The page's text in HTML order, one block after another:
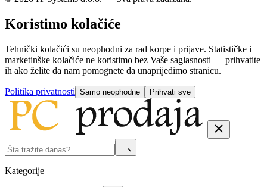
Koristimo kolačiće
Tehnički kolačići su neophodni za rad korpe i prijave. Statističke i
marketinške kolačiće ne koristimo bez Vaše saglasnosti — prihvatite
ih ako želite da nam pomognete da unaprijedimo stranicu.
Politika privatnosti Samo neophodne Prihvati sve
Kategorije